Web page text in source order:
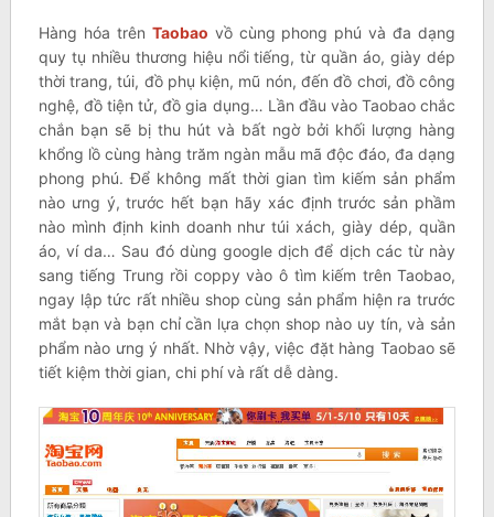
Hàng hóa trên Taobao vồ cùng phong phú và đa dạng
quy tụ nhiều thương hiệu nổi tiếng, từ quần áo, giày dép
thời trang, túi, đồ phụ kiện, mũ nón, đến đồ chơi, đồ công
nghệ, đồ tiện tử, đồ gia dụng… Lần đầu vào Taobao chắc
chắn bạn sẽ bị thu hút và bất ngờ bởi khối lượng hàng
khổng lồ cùng hàng trăm ngàn mẫu mã độc đáo, đa dạng
phong phú. Để không mất thời gian tìm kiếm sản phẩm
nào ưng ý, trước hết bạn hãy xác định trước sản phầm
nào mình định kinh doanh như túi xách, giày dép, quần
áo, ví da… Sau đó dùng google dịch để dịch các từ này
sang tiếng Trung rồi coppy vào ô tìm kiếm trên Taobao,
ngay lập tức rất nhiều shop cùng sản phẩm hiện ra trước
mắt bạn và bạn chỉ cần lựa chọn shop nào uy tín, và sản
phẩm nào ưng ý nhất. Nhờ vậy, việc đặt hàng Taobao sẽ
tiết kiệm thời gian, chi phí và rất dễ dàng.